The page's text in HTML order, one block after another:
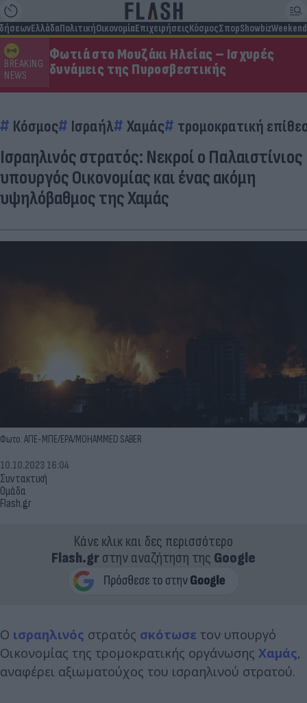
ΕλλάδαΠολιτικήΟικονομίαΕπιχειρήσειςΚόσμοςΣπορShowbizWeekend
BREAKING
NEWS
Φωτιά στο Μουζάκι Ηλείας – Ισχυρές
δυνάμεις της Πυροσβεστικής
Κόσμος Ισραήλ Χαμάς τρομοκρατική
Ισραηλινός στρατός: Νεκροί ο Παλαιστίνιος
υπουργός Οικονομίας και ένας ακόμη
υψηλόβαθμος της Χαμάς
Φωτο: ΑΠΕ-ΜΠΕ/EPA/MOHAMMED SABER
Συντακτική
Ομάδα
Flash.gr
10.10.2023 16:04
Κάνε κλικ και δες περισσότερο
Flash.grστην αναζήτηση της Google
Ο ισραηλινός στρατός σκότωσε τον υπουργό
Οικονομίας της τρομοκρατικής οργάνωσης Χαμάς,
αναφέρει αξιωματούχος του ισραηλινού στρατού.